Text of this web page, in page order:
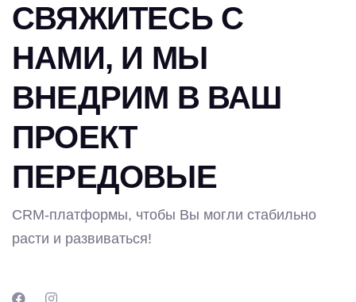
СВЯЖИТЕСЬ С
НАМИ, И МЫ
ВНЕДРИМ В ВАШ
ПРОЕКТ
ПЕРЕДОВЫЕ
CRM-платформы, чтобы Вы могли стабильно
расти и развиваться!